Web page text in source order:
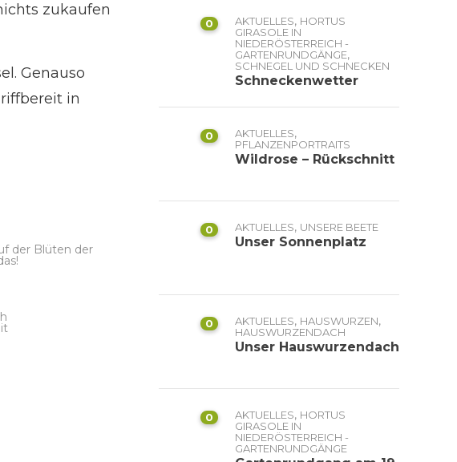
zukaufen
Genauso
in
der Blüten der
0 AKTUELLES, HORTUS
GIRASOLE IN
NIEDERÖSTERREICH -
GARTENRUNDGÄNGE,
SCHNEGEL UND SCHNECKEN
Schneckenwetter
0 AKTUELLES,
PFLANZENPORTRAITS
Wildrose – Rückschnitt
0 AKTUELLES, UNSERE BEETE
Unser Sonnenplatz
0 AKTUELLES, HAUSWURZEN,
HAUSWURZENDACH
Unser Hauswurzendach
0 AKTUELLES, HORTUS
GIRASOLE IN
NIEDERÖSTERREICH -
GARTENRUNDGÄNGE